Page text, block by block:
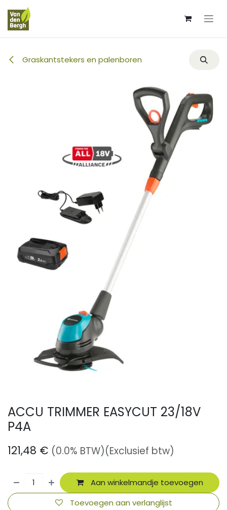
Overslaan naar inhoud
Graskantstekers en palenboren
ACCU TRIMMER EASYCUT 23/18V
P4A
121,48 € (0.0% BTW)(Exclusief btw)
Aan winkelmandje toevoegen
Toevoegen aan verlanglijst